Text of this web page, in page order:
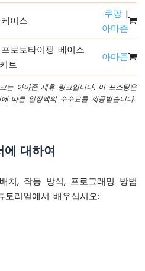
이스
쿠팡 |
아마존
로토타이핑 베이스
트
아마존
는 아마존 제휴 링크입니다. 이 포스팅은
따른 일정액의 수수료를 제공받습니다.
에 대하여
치, 작동 방식, 프로그래밍 방법
리얼에서 배우십시오: